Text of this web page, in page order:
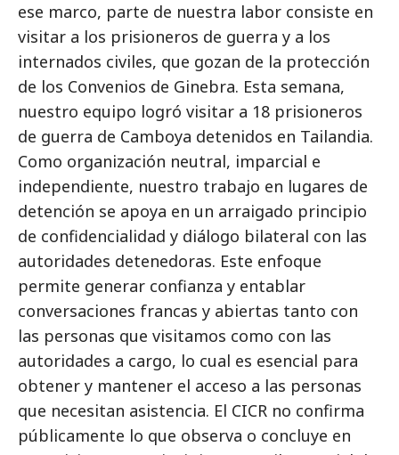
ese marco, parte de nuestra labor consiste en
visitar a los prisioneros de guerra y a los
internados civiles, que gozan de la protección
de los Convenios de Ginebra. Esta semana,
nuestro equipo logró visitar a 18 prisioneros
de guerra de Camboya detenidos en Tailandia.
Como organización neutral, imparcial e
independiente, nuestro trabajo en lugares de
detención se apoya en un arraigado principio
de confidencialidad y diálogo bilateral con las
autoridades detenedoras. Este enfoque
permite generar confianza y entablar
conversaciones francas y abiertas tanto con
las personas que visitamos como con las
autoridades a cargo, lo cual es esencial para
obtener y mantener el acceso a las personas
que necesitan asistencia. El CICR no confirma
públicamente lo que observa o concluye en